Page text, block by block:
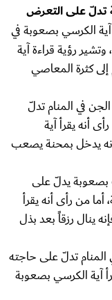
تدلّ على التعرض
الكرسي بصعوبة في
رؤية قراءة آية
كثرة المعاصي
في المنام تدلّ
أنه يقرأ آية
يدخل بمحنة يصعب
يدلّ على
من رأى أنه يقرأ
ينال رزقاً بعد بذل
المنام تدلّ على حاجته
آية الكرسي بصعوبة